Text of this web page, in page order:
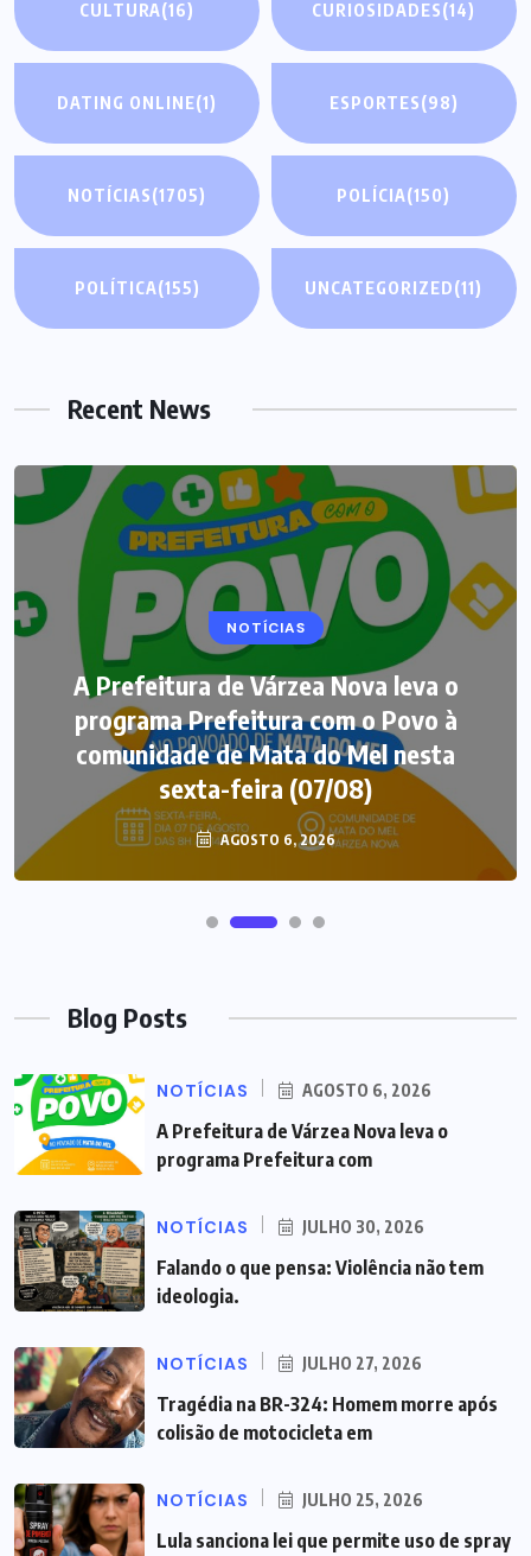
CULTURA(16) CURIOSIDADES(14)
DATING ONLINE(1) ESPORTES(98)
NOTÍCIAS(1705) POLÍCIA(150)
POLÍTICA(155) UNCATEGORIZED(11)
Recent News
NOTÍCIAS
A Prefeitura de Várzea Nova leva o
programa Prefeitura com o Povo à
comunidade de Mata do Mel nesta
sexta-feira (07/08)
AGOSTO 6, 2026
Blog Posts
NOTÍCIAS AGOSTO 6, 2026
A Prefeitura de Várzea Nova leva o
programa Prefeitura com
NOTÍCIAS JULHO 30, 2026
Falando o que pensa: Violência não tem
ideologia.
NOTÍCIAS JULHO 27, 2026
Tragédia na BR-324: Homem morre após
colisão de motocicleta em
NOTÍCIAS JULHO 25, 2026
Lula sanciona lei que permite uso de spray